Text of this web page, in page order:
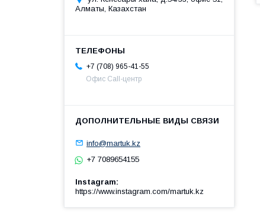
Алматы, Казахстан
+7 (708) 965-41-55
Офис Call-центр
info@martuk.kz
+7 7089654155
Instagram
https://www.instagram.com/martuk.kz